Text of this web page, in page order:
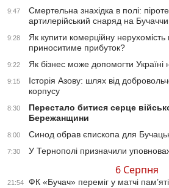
9:47
Смертельна знахідка в полі:
артилерійський снаряд на
9:28
Як купити комерційну нерухомість
приноситиме прибуток?
9:22 Як бізнес може допомогти
9:15
Історія Азову: шлях від
корпусу
8:30
Перестало битися серце
Бережанщини
8:00 Синод обрав єпископа для
7:30 У Тернополі призначили
6 Серпня
21:54 ФК «Бучач» переміг у матчі